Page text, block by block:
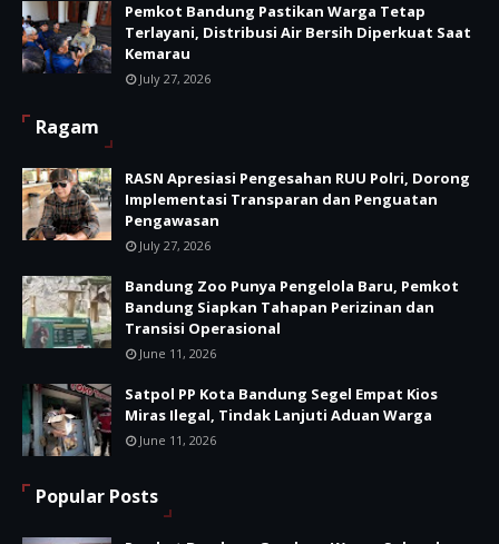
Pemkot Bandung Pastikan Warga Tetap
Terlayani, Distribusi Air Bersih Diperkuat Saat
Kemarau
July 27, 2026
Ragam
RASN Apresiasi Pengesahan RUU Polri, Dorong
Implementasi Transparan dan Penguatan
Pengawasan
July 27, 2026
Bandung Zoo Punya Pengelola Baru, Pemkot
Bandung Siapkan Tahapan Perizinan dan
Transisi Operasional
June 11, 2026
Satpol PP Kota Bandung Segel Empat Kios
Miras Ilegal, Tindak Lanjuti Aduan Warga
June 11, 2026
Popular Posts